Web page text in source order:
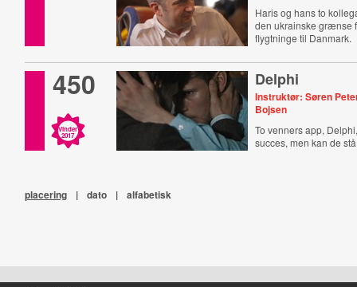
Haris og hans to
den ukrainske grænse
flygtninge til Danmark.
450
Vinder
2017
Delphi
Instruktør: Søren
Bojsen
To venners app,
succes, men kan de
placering | dato | alfabetisk